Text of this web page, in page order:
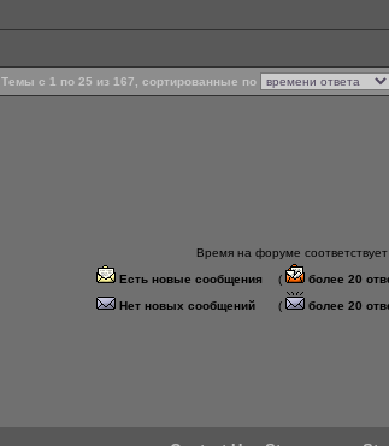
Темы с 1 по 25 из 167, сортированные по
Время на форуме
Есть новые сообщения
( более 20
Нет новых сообщений ( более 20